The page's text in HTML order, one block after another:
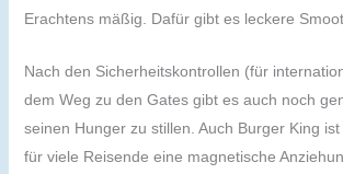
Erachtens mäßig. Dafür gibt es leckere
Nach den Sicherheitskontrollen (für
dem Weg zu den Gates gibt es auch noch
seinen Hunger zu stillen. Auch Burger King
für viele Reisende eine magnetische